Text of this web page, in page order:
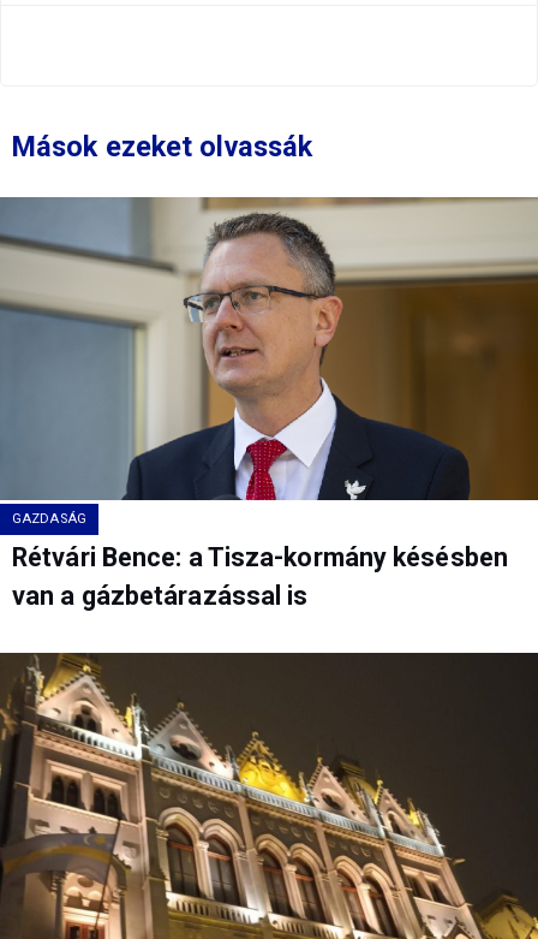
Mások ezeket olvassák
GAZDASÁG
Rétvári Bence: a Tisza-kormány késésben
van a gázbetárazással is